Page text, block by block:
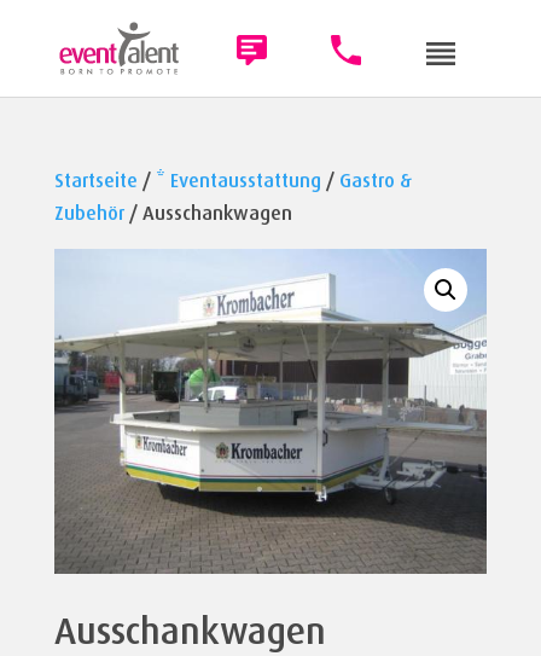
Startseite / * Eventausstattung / Gastro &
Zubehör/ Ausschankwagen
Ausschankwagen